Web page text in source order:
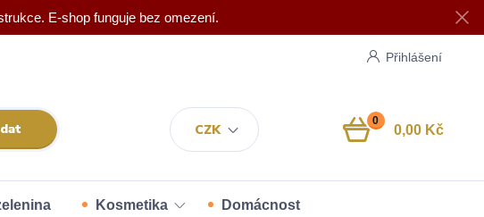
E-shop funguje bez omezení.
CZK
Přihlášení
0
0,00 Kč
Kosmetika Domácnost